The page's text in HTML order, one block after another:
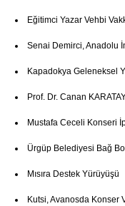
Eğitimci Yazar Vehbi
Senai Demirci, Anadolu
Kapadokya Geleneksel
Prof. Dr. Canan
Mustafa Ceceli Konseri
Ürgüp Belediyesi Bağ
Mısıra Destek Yürüyüşü
Kutsi, Avanosda Konser